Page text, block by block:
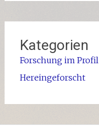
Kategorien
Forschung im Profil
Hereingeforscht